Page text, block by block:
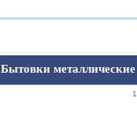
Бытовки металлические
1